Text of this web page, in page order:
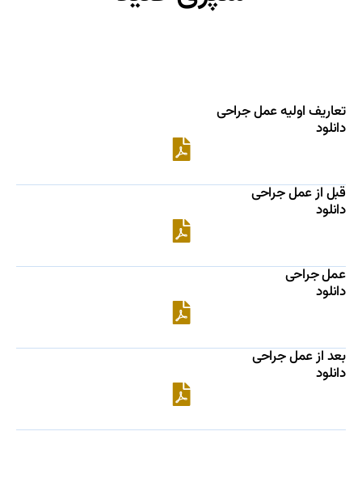
تعاریف اولیه عمل جراحی
دانلود
قبل از عمل جراحی
دانلود
عمل جراحی
دانلود
بعد از عمل جراحی
دانلود